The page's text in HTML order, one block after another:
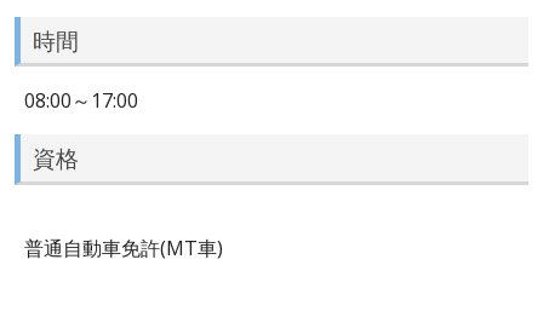
時間
08:00～17:00
資格
普通自動車免許(MT車)